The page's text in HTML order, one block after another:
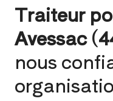
Traiteur
Avessac
nous